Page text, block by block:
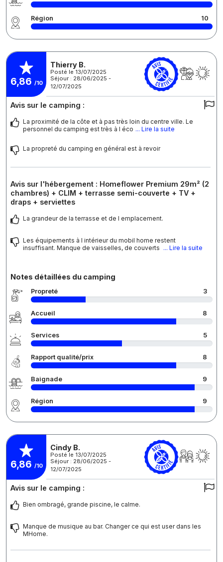
Région 10
6,86 /10
Thierry B.
Posté le 13/07/2025
Séjour : 28/06/2025 -
12/07/2025
Avis sur le camping :
La proximité de la côte et à pas très loin du centre ville. Le
personnel du camping est très à l éco ... Lire la suite
La propreté du camping en général est à revoir
Avis sur l'hébergement : Homeflower Premium 29m² (2
chambres) + CLIM + terrasse semi-couverte + TV +
draps + serviettes
La grandeur de la terrasse et de l emplacement.
Les équipements à l intérieur du mobil home restent
insuffisant. Manque de vaisselles, de couverts ... Lire la suite
Notes détaillées du camping
Propreté 3
Accueil 8
Services 5
Rapport qualité/prix 8
Baignade 9
Région 9
6,86 /10
Cindy B.
Posté le 13/07/2025
Séjour : 28/06/2025 -
12/07/2025
Avis sur le camping :
Bien ombragé, grande piscine, le calme.
Manque de musique au bar. Changer ce qui est user dans les
MHome.